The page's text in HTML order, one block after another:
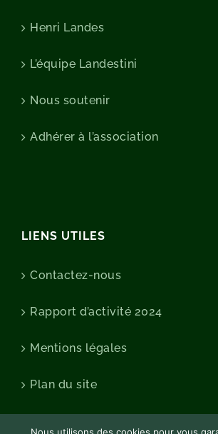
Henri Landes
L’équipe Landestini
Nous soutenir
Adhérer à l’association
LIENS UTILES
Contactez-nous
Rapport d’activité 2024
Mentions légales
Plan du site